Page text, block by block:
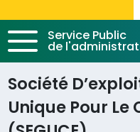
Service Public
de
Société
Unique Pour